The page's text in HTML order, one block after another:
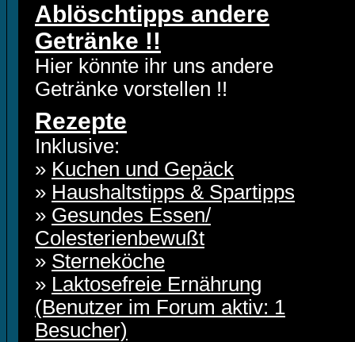
Ablöschtipps andere
Getränke !!
Hier könnte ihr uns andere
Getränke vorstellen !!
Rezepte
Inklusive:
» Kuchen und Gepäck
» Haushaltstipps & Spartipps
» Gesundes Essen/
Colesterienbewußt
» Sterneköche
» Laktosefreie Ernährung
(Benutzer im Forum aktiv: 1
Besucher)